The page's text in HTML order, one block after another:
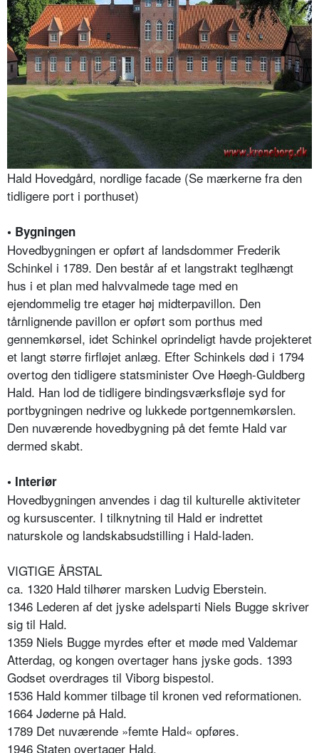
Hald Hovedgård, nordlige facade (Se mærkerne fra den
tidligere port i porthuset)
• Bygningen
Hovedbygningen er opført af landsdommer Frederik
Schinkel i 1789. Den består af et langstrakt teglhængt
hus i et plan med halvvalmede tage med en
ejendommelig tre etager høj midterpavillon. Den
tårnlignende pavillon er opført som porthus med
gennemkørsel, idet Schinkel oprindeligt havde projekteret
et langt større firfløjet anlæg. Efter Schinkels død i 1794
overtog den tidligere statsminister Ove Høegh-Guldberg
Hald. Han lod de tidligere bindingsværksfløje syd for
portbygningen nedrive og lukkede portgennemkørslen.
Den nuværende hovedbygning på det femte Hald var
dermed skabt.
• Interiør
Hovedbygningen anvendes i dag til kulturelle aktiviteter
og kursuscenter. I tilknytning til Hald er indrettet
naturskole og landskabsudstilling i Hald-laden.
VIGTIGE ÅRSTAL
ca. 1320 Hald tilhører marsken Ludvig Eberstein.
1346 Lederen af det jyske adelsparti Niels Bugge skriver
sig til Hald.
1359 Niels Bugge myrdes efter et møde med Valdemar
Atterdag, og kongen overtager hans jyske gods. 1393
Godset overdrages til Viborg bispestol.
1536 Hald kommer tilbage til kronen ved reformationen.
1664 Jøderne på Hald.
1789 Det nuværende »femte Hald« opføres.
1946 Staten overtager Hald.